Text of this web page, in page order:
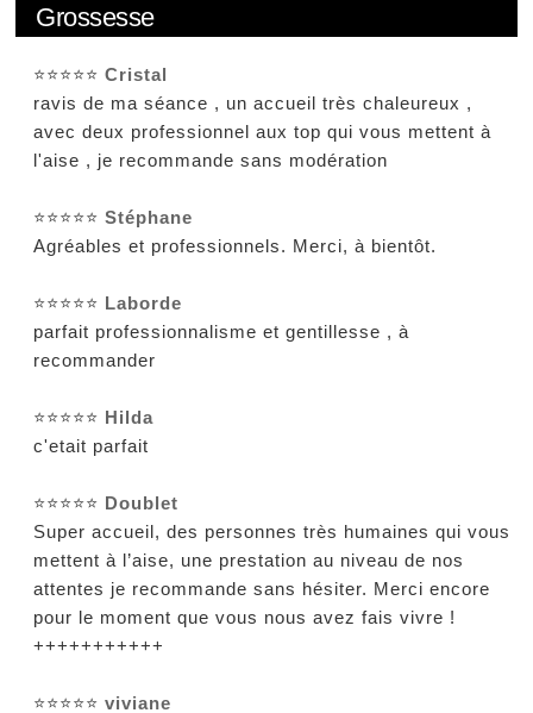
Grossesse
⭐⭐⭐⭐⭐Cristal
ravis de ma séance , un accueil très chaleureux ,
avec deux professionnel aux top qui vous mettent à
l'aise , je recommande sans modération
⭐⭐⭐⭐⭐Stéphane
Agréables et professionnels. Merci, à bientôt.
⭐⭐⭐⭐⭐ Laborde
parfait professionnalisme et gentillesse , à
recommander
⭐⭐⭐⭐⭐ Hilda
c'etait parfait
⭐⭐⭐⭐⭐ Doublet
Super accueil, des personnes très humaines qui vous
mettent à l’aise, une prestation au niveau de nos
attentes je recommande sans hésiter. Merci encore
pour le moment que vous nous avez fais vivre !
+++++++++++
⭐⭐⭐⭐⭐viviane